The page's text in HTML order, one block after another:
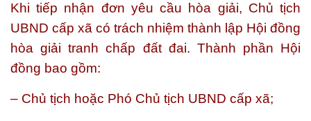
Khi tiếp nhận đơn yêu cầu hòa giải, Chủ tịch
UBND cấp xã có trách nhiệm thành lập Hội đồng
hòa giải tranh chấp đất đai. Thành phần Hội
đồng bao gồm:
– Chủ tịch hoặc Phó Chủ tịch UBND cấp xã;